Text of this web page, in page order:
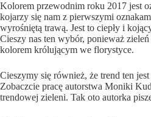
Kolorem przewodnim roku 2017 jest
kojarzy się nam z pierwszymi
wyrośniętą trawą. Jest to ciepły i
Cieszy nas ten wybór, ponieważ
kolorem królującym we florystyce.
Cieszymy się również, że trend ten
Zobaczcie pracę autorstwa Moniki
trendowej zieleni. Tak oto autorka